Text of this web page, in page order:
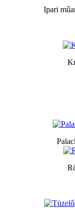
Ipari